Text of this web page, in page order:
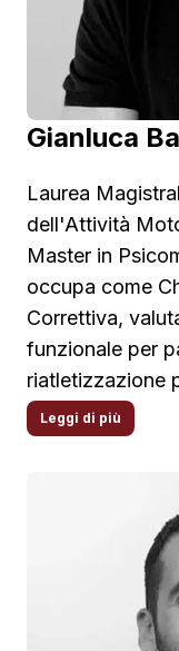
all’anno tra
summit,
interventi sono
federazioni e
Motorie.com,
Giacomo
Gianluca
Laurea
dell'Attività
Master in
occupa come
Correttiva,
funzionale per
riatletizzazione
Psicomotricista
Adattata per
Autistico e
rivolto al
abilità grosso e
Leggi di più